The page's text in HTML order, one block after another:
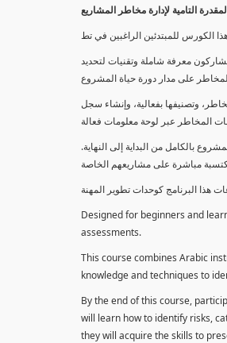
معرفة شاملة وتقنيات لتحديد
وتصنيفها بفعالية، وإنشاء سجل
بالكامل من البداية إلى النهاية.
Designed for beginners and
assessments.
This course combines Arabic
knowledge and techniques to
By the end of this course,
will learn how to identify risks,
they will acquire the skills to